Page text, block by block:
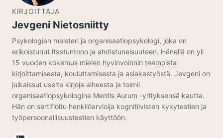
KIRJOITTAJA
Jevgeni Nietosniitty
Psykologian maisteri ja organisaatiopsykologi, joka on
erikoistunut itsetuntoon ja ahdistuneisuuteen. Hänellä on yli
15 vuoden kokemus mielen hyvinvoinnin teemoista
kirjoittamisesta, kouluttamisesta ja asiakastyöstä. Jevgeni on
julkaissut useita kirjoja aiheesta ja toimii
organisaatiopsykologina Mentis Aurum -yrityksensä kautta.
Hän on sertifioitu henkilöarvioija kognitiivisten kykytestien ja
työpersoonallisuustestien käyttöön.